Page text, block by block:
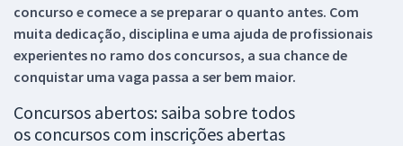
concurso e comece a se preparar o quanto antes. Com
muita dedicação, disciplina e uma ajuda de profissionais
experientes no ramo dos concursos, a sua chance de
conquistar uma vaga passa a ser bem maior.
Concursos abertos: saiba sobre todos
os concursos com inscrições abertas